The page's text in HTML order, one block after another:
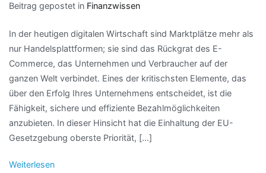
Beitrag gepostet in Finanzwissen
In der heutigen digitalen Wirtschaft sind Marktplätze mehr als
nur Handelsplattformen; sie sind das Rückgrat des E-
Commerce, das Unternehmen und Verbraucher auf der
ganzen Welt verbindet. Eines der kritischsten Elemente, das
über den Erfolg Ihres Unternehmens entscheidet, ist die
Fähigkeit, sichere und effiziente Bezahlmöglichkeiten
anzubieten. In dieser Hinsicht hat die Einhaltung der EU-
Gesetzgebung oberste Priorität, […]
Weiterlesen